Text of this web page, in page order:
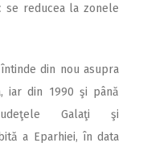
se reducea la zonele
din nou asupra
iar din 1990 şi până
Galaţi şi
a Eparhiei, în data